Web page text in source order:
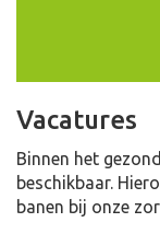
Vacatures
Binnen het
beschikbaar.
banen bij onze